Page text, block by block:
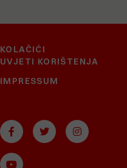
KOLAČIĆI
UVJETI KORIŠTENJA
IMPRESSUM